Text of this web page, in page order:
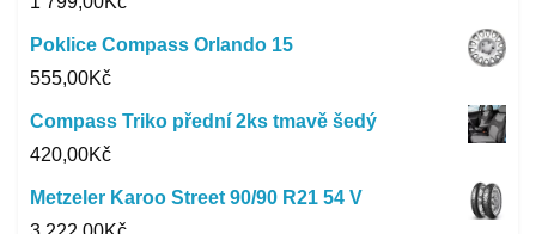
Poklice Compass Orlando 15
555,00Kč
Compass Triko přední 2ks tmavě šedý
420,00Kč
Metzeler Karoo Street 90/90 R21 54 V